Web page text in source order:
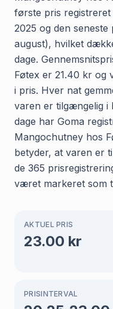
første pris
2025 og den
august), hvilket
dage.
Føtex er 21.40 kr og
i pris. Hver nat
varen er tilgængelig i
dage har Goma
Mangochutney hos
betyder, at varen er
de 365
været markeret som
AKTUEL PRIS
23.00 kr
PRISINTERVAL